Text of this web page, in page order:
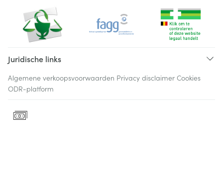
Juridische links
Algemene verkoopsvoorwaarden Privacy disclaimer Cookies
ODR-platform